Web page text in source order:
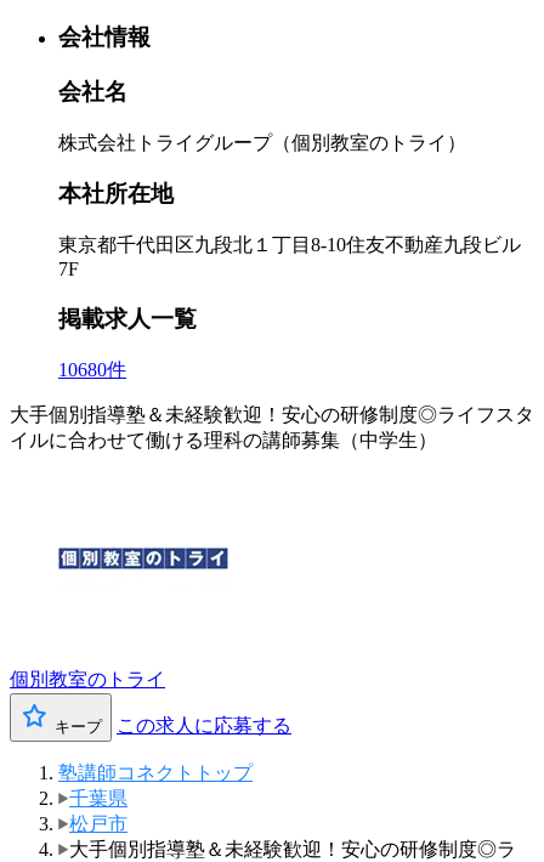
会社情報
会社名
株式会社トライグループ（個別教室のトライ）
本社所在地
東京都千代田区九段北１丁目8-10住友不動産九段ビル
7F
掲載求人一覧
10680件
大手個別指導塾＆未経験歓迎！安心の研修制度◎ライフスタ
イルに合わせて働ける理科の講師募集（中学生）
個別教室のトライ
キープ この求人に応募する
塾講師コネクトトップ
千葉県
松戸市
大手個別指導塾＆未経験歓迎！安心の研修制度◎ラ